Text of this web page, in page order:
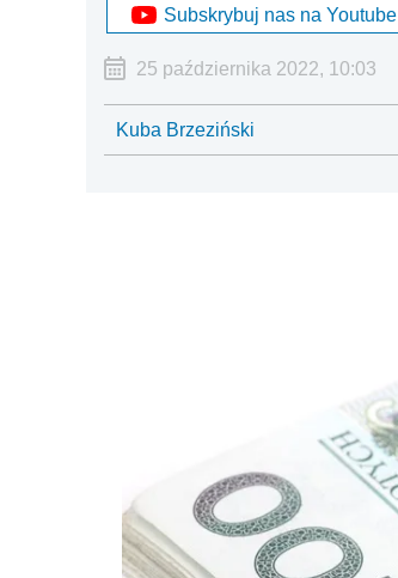
Subskrybuj nas na Youtube
25 października 2022, 10:03
Kuba Brzeziński